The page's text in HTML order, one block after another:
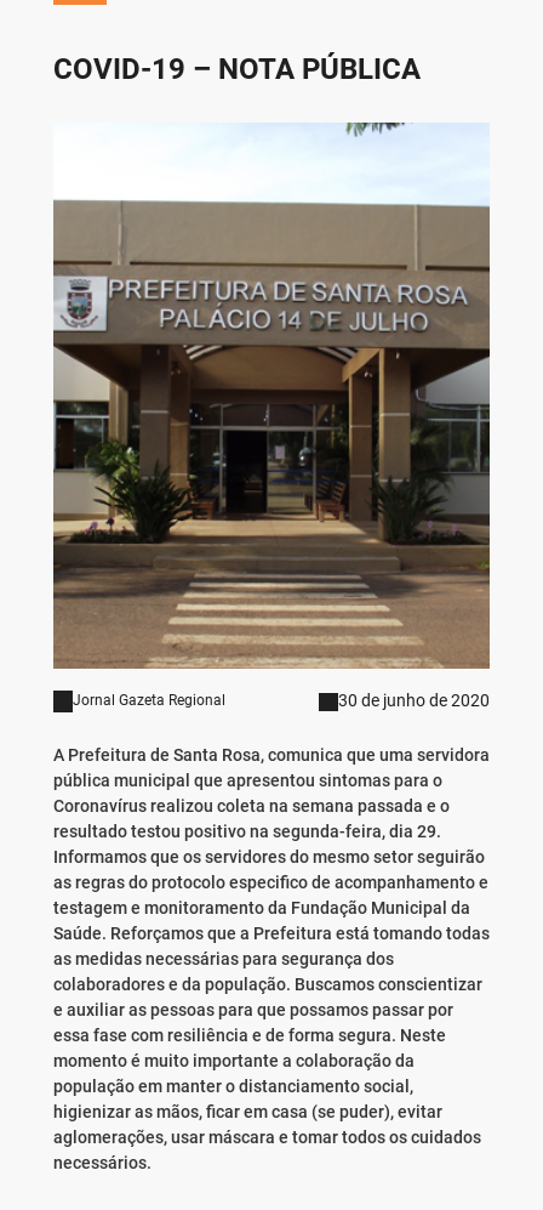
COVID-19 – NOTA PÚBLICA
Jornal Gazeta Regional 30 de junho de 2020
A Prefeitura de Santa Rosa, comunica que uma servidora
pública municipal que apresentou sintomas para o
Coronavírus realizou coleta na semana passada e o
resultado testou positivo na segunda-feira, dia 29.
Informamos que os servidores do mesmo setor seguirão
as regras do protocolo especifico de acompanhamento e
testagem e monitoramento da Fundação Municipal da
Saúde. Reforçamos que a Prefeitura está tomando todas
as medidas necessárias para segurança dos
colaboradores e da população. Buscamos conscientizar
e auxiliar as pessoas para que possamos passar por
essa fase com resiliência e de forma segura. Neste
momento é muito importante a colaboração da
população em manter o distanciamento social,
higienizar as mãos, ficar em casa (se puder), evitar
aglomerações, usar máscara e tomar todos os cuidados
necessários.